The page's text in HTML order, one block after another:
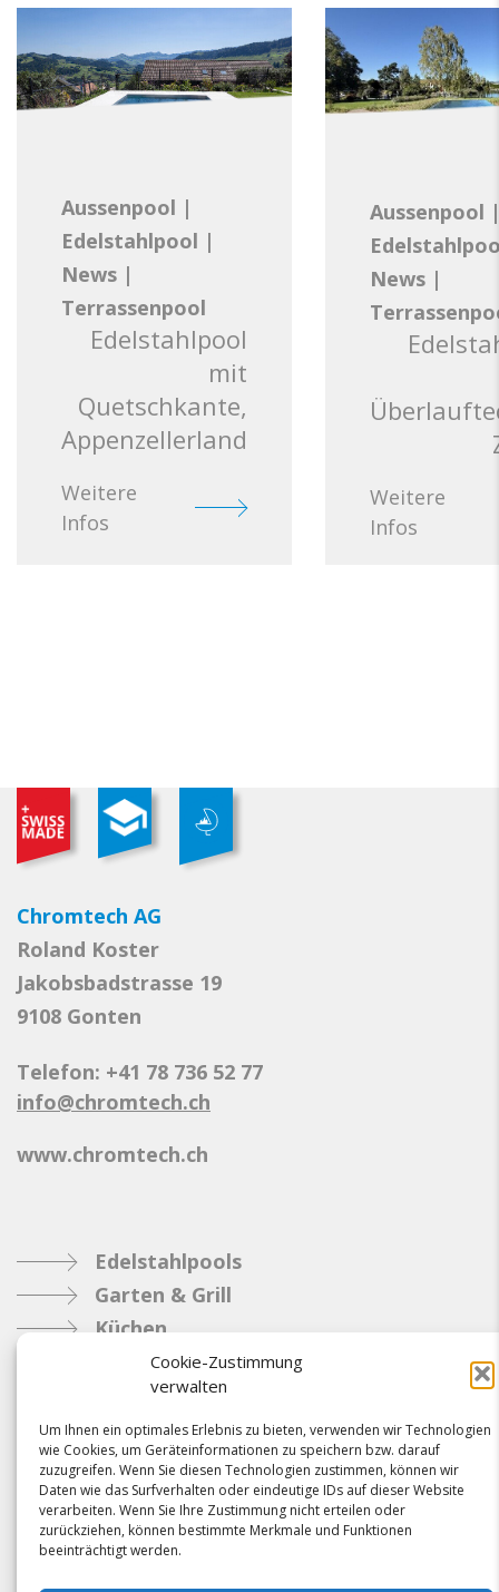
Cookie-Zustimmung
verwalten
Um Ihnen ein optimales Erlebnis zu bieten, verwenden wir Technologien
wie Cookies, um Geräteinformationen zu speichern bzw. darauf
zuzugreifen. Wenn Sie diesen Technologien zustimmen, können wir
Daten wie das Surfverhalten oder eindeutige IDs auf dieser Website
verarbeiten. Wenn Sie Ihre Zustimmung nicht erteilen oder
zurückziehen, können bestimmte Merkmale und Funktionen
beeinträchtigt werden.
Aussenpool |
Edelstahlpool |
News |
Terrassenpool
Edelstahlpool
mit
Quetschkante,
Appenzellerland
Weitere
Infos
Aussenpool
News |
Weitere
Infos
Chromtech AG
Roland Koster
Jakobsbadstrasse 19
9108 Gonten
Telefon: +41 78 736 52 77
info@chromtech.ch
www.chromtech.ch
Edelstahlpools
Garten & Grill
Küchen
Metallbau
Industrie
Referenzen
News
Samacostyle.ch
Impressum